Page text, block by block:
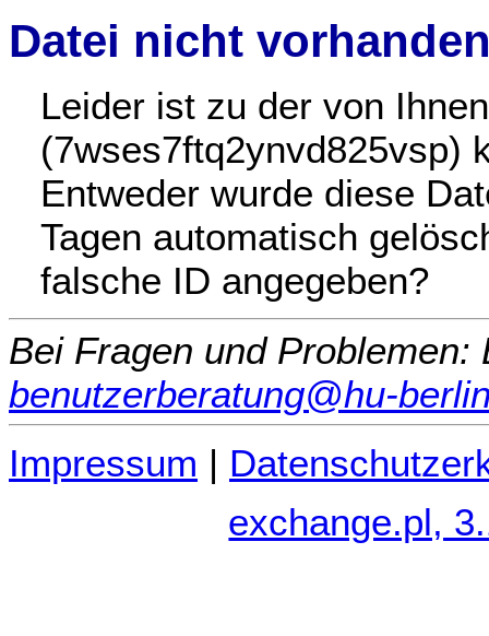
Datei nicht
Leider ist zu der von
(7wses7ftq2ynvd825vsp)
Entweder wurde diese
Tagen automatisch
falsche ID angegeben?
Bei Fragen und
benutzerberatung@hu-
Impressum |
exchange.pl,